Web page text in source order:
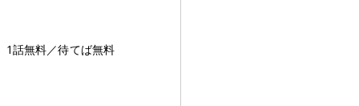
1話無料／待てば無料